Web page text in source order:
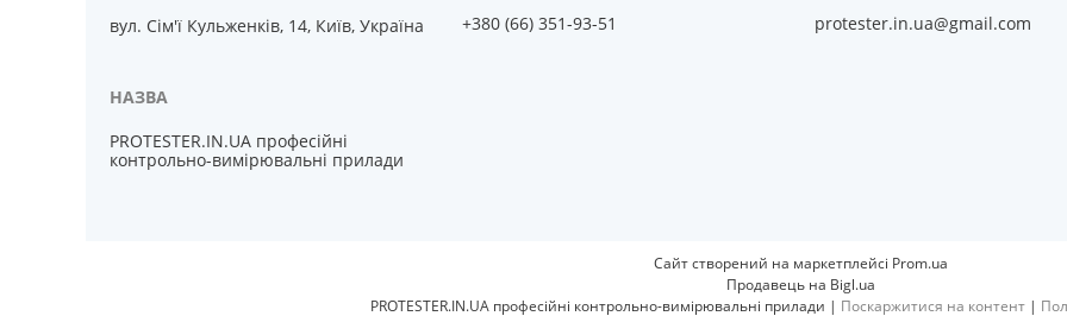
вул. Сім'ї Кульженків, 14, Київ, Україна
PROTESTER.IN.UA професійні
контрольно-вимірювальні прилади
+380 (66) 351-93-51 protester.in.ua@gmail.com
Сайт створений на маркетплейсі Prom.ua
Продавець на Bigl.ua
PROTESTER.IN.UA професійні контрольно-вимірювальні прилади | Поскаржитися на контент |